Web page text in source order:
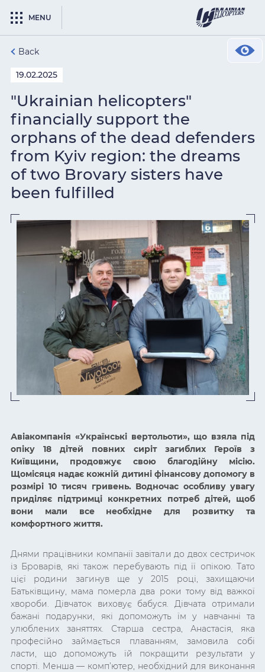
MENU
Back
19.02.2025
"Ukrainian helicopters"
financially support the
orphans of the dead defenders
from Kyiv region: the dreams
of two Brovary sisters have
been fulfilled
Авіакомпанія «Українські вертольоти», що взяла під
опіку 18 дітей повних сиріт загиблих Героїв з
Київщини, продовжує свою благодійну місію.
Щомісяця надає кожній дитині фінансову допомогу в
розмірі 10 тисяч гривень. Водночас особливу увагу
приділяє підтримці конкретних потреб дітей, щоб
вони мали все необхідне для розвитку та
комфортного життя.
Днями працівники компанії завітали до двох сестричок
із Броварів, які також перебувають під її опікою. Тато
цієї родини загинув ще у 2015 році, захищаючи
Батьківщину, мама померла два роки тому від важкої
хвороби. Дівчаток виховує бабуся. Дівчата отримали
бажані подарунки, які допоможуть їм у навчанні та
улюблених заняттях. Старша сестра, Анастасія, яка
професійно займається плаванням, замовила собі
ласти, що допоможуть їй покращити результати у
спорті. Менша — комп’ютер, необхідний для виконання